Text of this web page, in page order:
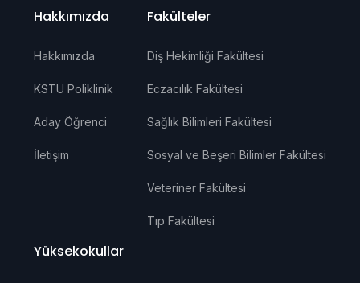
Hakkımızda
Hakkımızda
KSTU Poliklinik
Aday Öğrenci
İletişim
Fakülteler
Diş Hekimliği Fakültesi
Eczacılık Fakültesi
Sağlık Bilimleri Fakültesi
Sosyal ve Beşeri Bilimler Fakültesi
Veteriner Fakültesi
Tıp Fakültesi
Yüksekokullar